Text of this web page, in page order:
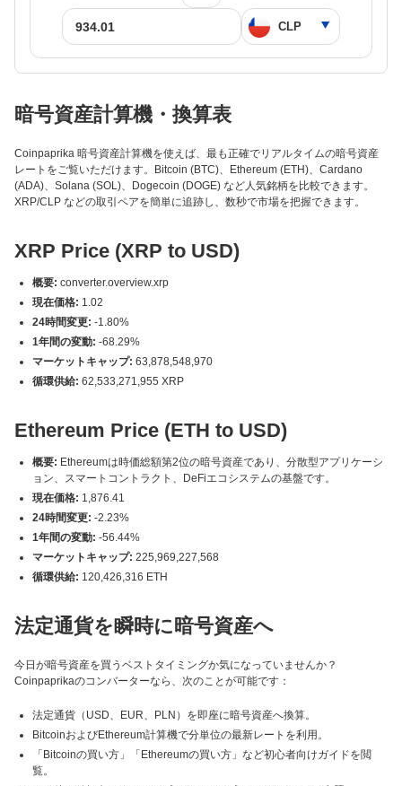
暗号資産計算機・換算表
Coinpaprika 暗号資産計算機を使えば、最も正確でリアルタイムの暗号資産
レートをご覧いただけます。Bitcoin (BTC)、Ethereum (ETH)、Cardano
(ADA)、Solana (SOL)、Dogecoin (DOGE) など人気銘柄を比較できます。
XRP/CLP などの取引ペアを簡単に追跡し、数秒で市場を把握できます。
XRP Price (XRP to USD)
概要: converter.overview.xrp
現在価格: 1.02
24時間変更: -1.80%
1年間の変動: -68.29%
マーケットキャップ: 63,878,548,970
循環供給: 62,533,271,955 XRP
Ethereum Price (ETH to USD)
概要: Ethereumは時価総額第2位の暗号資産であり、分散型アプリケーシ
ョン、スマートコントラクト、DeFiエコシステムの基盤です。
現在価格: 1,876.41
24時間変更: -2.23%
1年間の変動: -56.44%
マーケットキャップ: 225,969,227,568
循環供給: 120,426,316 ETH
法定通貨を瞬時に暗号資産へ
今日が暗号資産を買うベストタイミングか気になっていませんか？
Coinpaprikaのコンバーターなら、次のことが可能です：
法定通貨（USD、EUR、PLN）を即座に暗号資産へ換算。
BitcoinおよびEthereum計算機で分単位の最新レートを利用。
「Bitcoinの買い方」「Ethereumの買い方」など初心者向けガイドを閲
覧。